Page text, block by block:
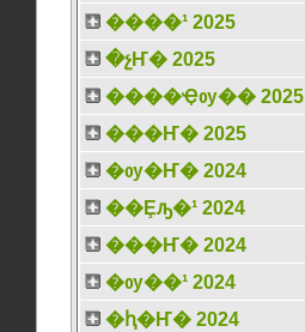
����¹ 2025
�չҤ� 2025
����Ҿѹ�� 2025
���Ҥ� 2025
�ѹ�Ҥ� 2024
��Ȩԡ�¹ 2024
���Ҥ� 2024
�ѹ��¹ 2024
�ԧ�Ҥ� 2024